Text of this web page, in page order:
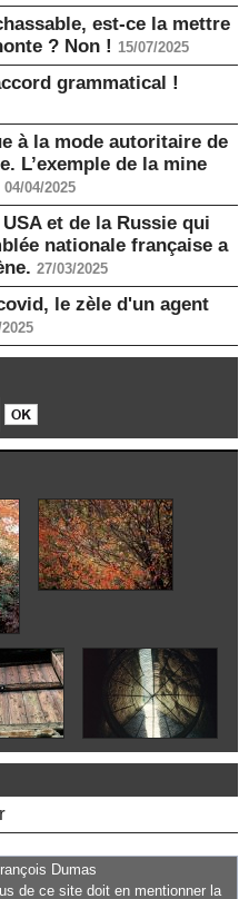
est-ce la mettre
? Non ! 15/07/2025
grammatical !
à la mode autoritaire de
L’exemple de la mine
04/04/2025
et de la Russie qui
nationale française a
27/03/2025
le zèle d'un agent
Dumas
de ce site doit en mentionner la